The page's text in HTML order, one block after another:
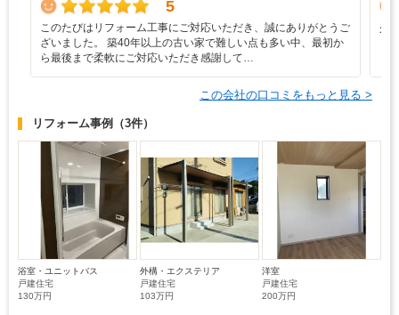
5
このたびはリフォーム工事にご対応いただき、誠にありがとうご
ざいました。 築40年以上の古い家で難しい点も多い中、最初か
ら最後まで柔軟にご対応いただき感謝して…
少
この会社の口コミをもっと見る >
リフォーム事例 （3件）
浴室・ユニットバス
戸建住宅
130万円
外構・エクステリア
戸建住宅
103万円
洋室
戸建住宅
200万円